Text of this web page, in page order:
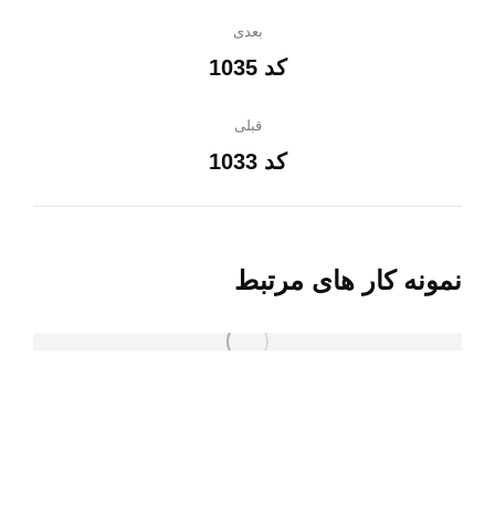
قبلی
پروژه کد 1033
بعدی
پروژه کد 1035
نمونه کار های مرتبط